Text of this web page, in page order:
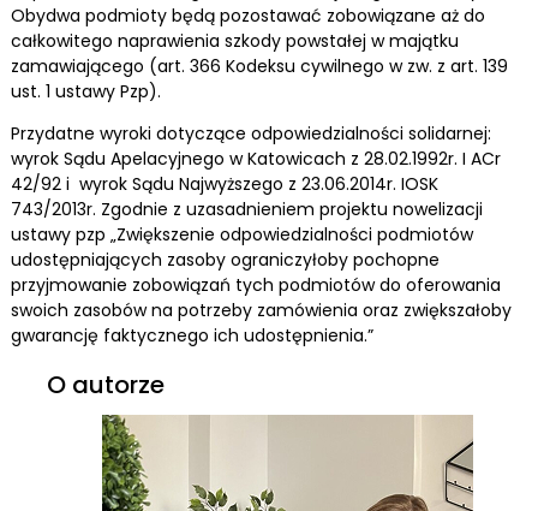
Obydwa podmioty będą pozostawać zobowiązane aż do
całkowitego naprawienia szkody powstałej w majątku
zamawiającego (art. 366 Kodeksu cywilnego w zw. z art. 139
ust. 1 ustawy Pzp).
Przydatne wyroki dotyczące odpowiedzialności solidarnej:
wyrok Sądu Apelacyjnego w Katowicach z 28.02.1992r. I ACr
42/92 i wyrok Sądu Najwyższego z 23.06.2014r. IOSK
743/2013r. Zgodnie z uzasadnieniem projektu nowelizacji
ustawy pzp „Zwiększenie odpowiedzialności podmiotów
udostępniających zasoby ograniczyłoby pochopne
przyjmowanie zobowiązań tych podmiotów do oferowania
swoich zasobów na potrzeby zamówienia oraz zwiększałoby
gwarancję faktycznego ich udostępnienia.”
O autorze